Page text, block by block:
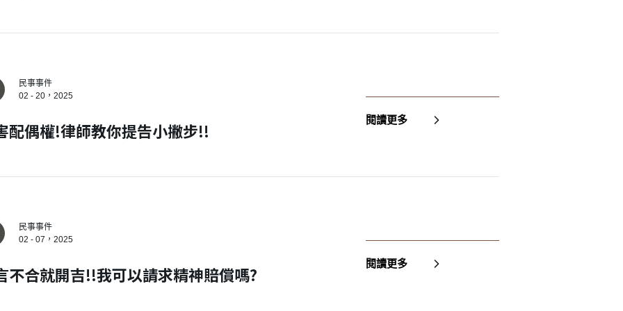
民事事件
02 - 20，2025
配偶權!律師教你提告小撇步!! 閱讀更多
民事事件
02 - 07，2025
不合就開吉!!我可以請求精神賠償嗎? 閱讀更多